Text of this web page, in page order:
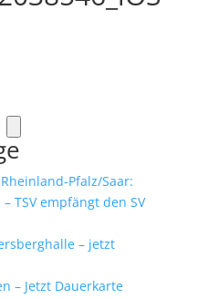
Pfalz/Saar:
TSV empfängt den SV
– jetzt
– Jetzt Dauerkarte